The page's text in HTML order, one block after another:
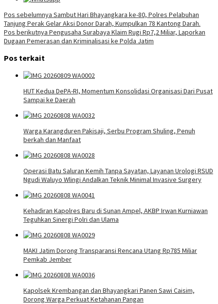
Navigasi
pos
Pos sebelumnya Sambut Hari Bhayangkara ke-80, Polres Pelabuhan
Tanjung Perak Gelar Aksi Donor Darah, Kumpulkan 78 Kantong Darah.
Pos berikutnya Pengusaha Surabaya Klaim Rugi Rp7,2 Miliar, Laporkan
Dugaan Pemerasan dan Kriminalisasi ke Polda Jatim
Pos terkait
HUT Kedua DePA-RI, Momentum Konsolidasi Organisasi Dari Pusat
Sampai ke Daerah
Warga Karangduren Pakisaji, Serbu Program Shuling, Penuh
berkah dan Manfaat
Operasi Batu Saluran Kemih Tanpa Sayatan, Layanan Urologi RSUD
Ngudi Waluyo Wlingi Andalkan Teknik Minimal Invasive Surgery
Kehadiran Kapolres Baru di Sunan Ampel, AKBP Irwan Kurniawan
Teguhkan Sinergi Polri dan Ulama
MAKI Jatim Dorong Transparansi Rencana Utang Rp785 Miliar
Pemkab Jember
Kapolsek Krembangan dan Bhayangkari Panen Sawi Caisim,
Dorong Warga Perkuat Ketahanan Pangan